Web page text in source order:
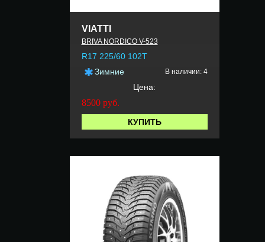
VIATTI
BRIVA NORDICO V-523
R17 225/60 102T
Зимние
В наличии: 4
Цена:
8500 руб.
КУПИТЬ